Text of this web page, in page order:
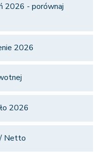
2026 - porównaj
2026
2026
Netto